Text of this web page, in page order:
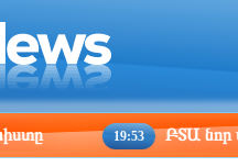
19:53 ԲՏԱ նոր